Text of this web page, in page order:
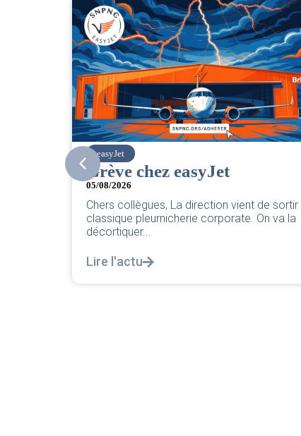
Grève chez easyJet
Chers collègues, La direction vient de sortir sa
classique pleurnicherie corporate. On va la
décortiquer...